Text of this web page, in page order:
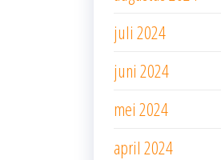
juli 2024
juni 2024
mei 2024
april 2024